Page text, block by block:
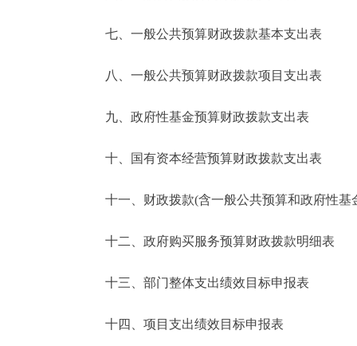
ENGLISH
七、一般公共预算财政拨款基本支出表
八、一般公共预算财政拨款项目支出表
九、政府性基金预算财政拨款支出表
十、国有资本经营预算财政拨款支出表
十一、财政拨款(含一般公共预算和政府性基
十二、政府购买服务预算财政拨款明细表
十三、部门整体支出绩效目标申报表
十四、项目支出绩效目标申报表